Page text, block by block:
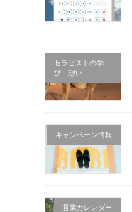
セラピストの学
び・想い
キャンペーン情報
営業カレンダー